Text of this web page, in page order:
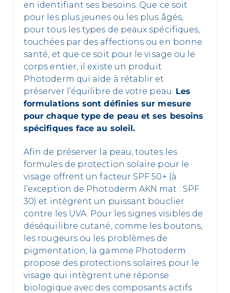
en identifiant ses besoins. Que ce soit
pour les plus jeunes ou les plus âgés,
pour tous les types de peaux spécifiques,
touchées par des affections ou en bonne
santé, et que ce soit pour le visage ou le
corps entier, il existe un produit
Photoderm qui aide à rétablir et
préserver l’équilibre de votre peau. Les
formulations sont définies sur mesure
pour chaque type de peau et ses besoins
spécifiques face au soleil.
Afin de préserver la peau, toutes les
formules de protection solaire pour le
visage offrent un facteur SPF 50+ (à
l’exception de Photoderm AKN mat : SPF
30) et intègrent un puissant bouclier
contre les UVA. Pour les signes visibles de
déséquilibre cutané, comme les boutons,
les rougeurs ou les problèmes de
pigmentation, la gamme Photoderm
propose des protections solaires pour le
visage qui intègrent une réponse
biologique avec des composants actifs